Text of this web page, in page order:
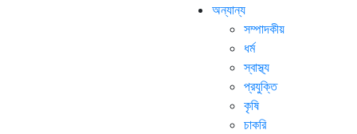
অন্যান্য
সম্পাদকীয়
ধর্ম
স্বাস্থ্য
প্রযুক্তি
কৃষি
চাকরি